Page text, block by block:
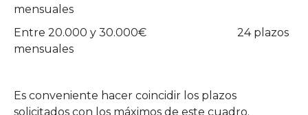
mensuales
Entre 20.000 y 30.000€ 24 plazos
mensuales
Es conveniente hacer coincidir los plazos
solicitados con los máximos de este cuadro.